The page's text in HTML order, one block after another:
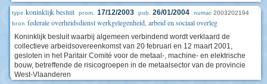
type koninklijk besluit prom. 17/12/2003 pub. 26/01/2004 numac 2003202194
bron federale overheidsdienst werkgelegenheid, arbeid en sociaal overleg
Koninklijk besluit waarbij algemeen verbindend wordt verklaard de
collectieve arbeidsovereenkomst van 20 februari en 12 maart 2001,
gesloten in het Paritair Comité voor de metaal-, machine- en elektrische
bouw, betreffende de risicogroepen in de metaalsector van de provincie
West-Vlaanderen